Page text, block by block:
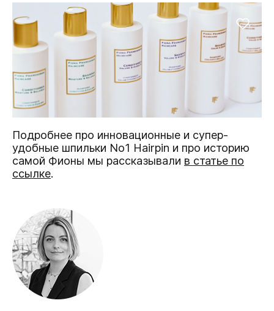
Подробнее про инновационные и супер-
удобные шпильки No1 Hairpin и про историю
самой Фионы мы рассказывали в статье по
ссылке.